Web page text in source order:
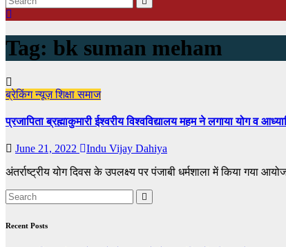
Tag: bk suman meham
ब्रेकिंग न्यूज़शिक्षासमाज
प्रजापिता ब्रह्माकुमारी ईश्वरीय विश्वविद्यालय महम ने लगाया योग व
June 21, 2022
Indu Vijay Dahiya
अंतर्राष्ट्रीय योग दिवस के उपलक्ष्य पर पंजाबी धर्मशाला में किया गया
Recent Posts